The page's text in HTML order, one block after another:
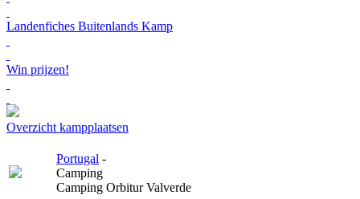
Landenfiches Buitenlands Kamp
Win prijzen!
Overzicht kampplaatsen
Portugal -
Camping
Camping Orbitur Valverde